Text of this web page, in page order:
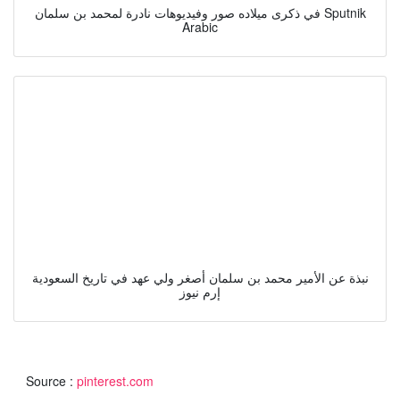
في ذكرى ميلاده صور وفيديوهات نادرة لمحمد بن سلمان Sputnik
Arabic
نبذة عن الأمير محمد بن سلمان أصغر ولي عهد في تاريخ السعودية
إرم نيوز
Source : pinterest.com